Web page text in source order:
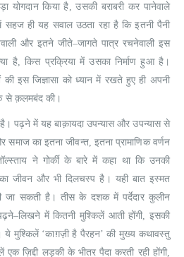
योगदान किया है, उसकी बराबरी कर पानेवाले
ही यह सवाल उठता रहा है कि इतनी पैनी
और इतने जीते–जागते पात्र रचनेवाली इस
है, किस प्रक्रिया में उसका निर्माण हुआ है।
इस जिज्ञासा को ध्यान में रखते हुए ही अपनी
से क़लमबंद की।
पढ़ने में यह बाक़ायदा उपन्यास और उपन्यास से
का इतना जीवन्त, इतना प्रामाणिक वर्णन
ने गोर्की के बारे में कहा था कि उनकी
जीवन और भी दिलचस्प है। यही बात इस्मत
जा सकती है। तीस के दशक में पर्देदार कुलीन
में कितनी मुश्किलें आती होंगी, इसकी
मुश्किलें ‘काग़ज़ी है पैरहन’ की मुख्य कथावस्तु
ज़िद्दी लड़की के भीतर पैदा करती रही होंगी,